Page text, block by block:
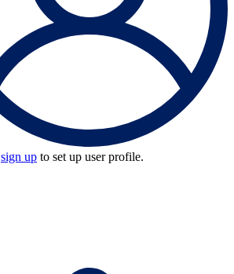
sign up to set up user profile.